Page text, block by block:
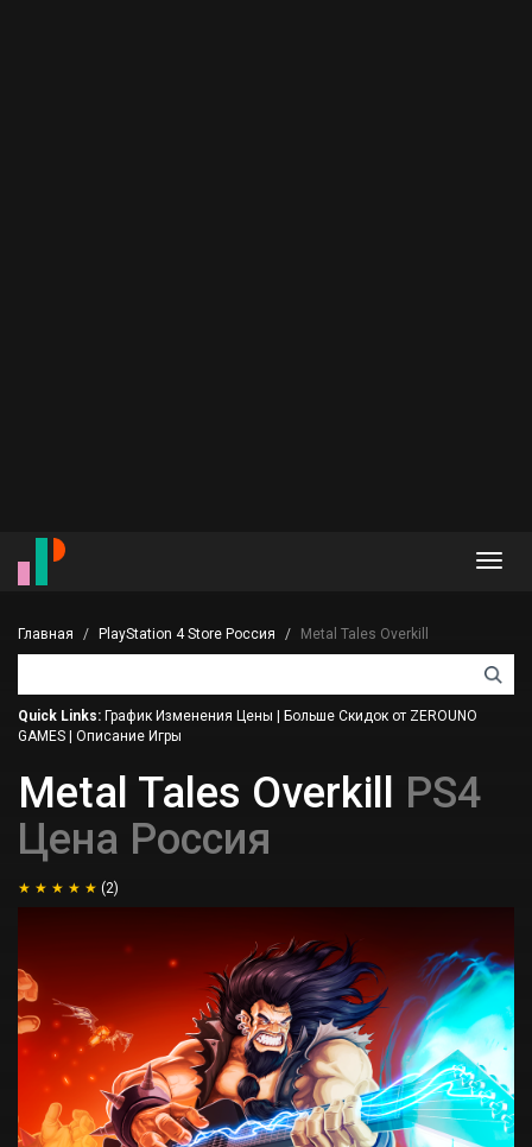
Главная PlayStation 4 Store Россия Metal Tales Overkill
Quick Links: График Изменения Цены
Больше Скидок от ZEROUNO
GAMES
Описание Игры
Metal Tales Overkill
PS4
Цена Россия
(2)